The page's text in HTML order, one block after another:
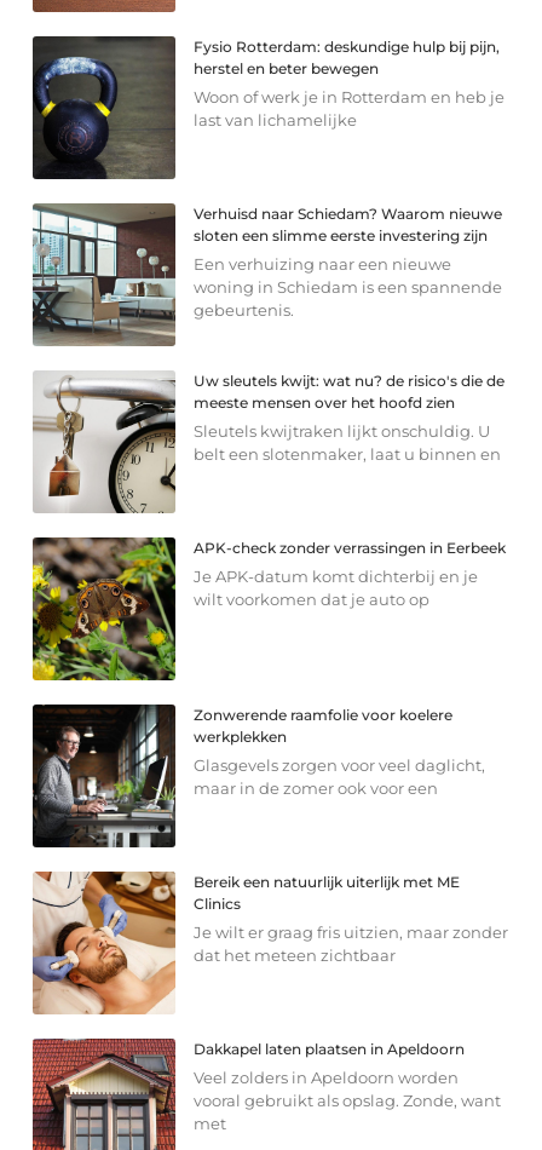
Fysio Rotterdam: deskundige hulp bij pijn,
herstel en beter bewegen
Woon of werk je in Rotterdam en heb je
last van lichamelijke
Verhuisd naar Schiedam? Waarom nieuwe
sloten een slimme eerste investering zijn
Een verhuizing naar een nieuwe
woning in Schiedam is een spannende
gebeurtenis.
Uw sleutels kwijt: wat nu? de risico's die de
meeste mensen over het hoofd zien
Sleutels kwijtraken lijkt onschuldig. U
belt een slotenmaker, laat u binnen en
APK-check zonder verrassingen in Eerbeek
Je APK-datum komt dichterbij en je
wilt voorkomen dat je auto op
Zonwerende raamfolie voor koelere
werkplekken
Glasgevels zorgen voor veel daglicht,
maar in de zomer ook voor een
Bereik een natuurlijk uiterlijk met ME
Clinics
Je wilt er graag fris uitzien, maar zonder
dat het meteen zichtbaar
Dakkapel laten plaatsen in Apeldoorn
Veel zolders in Apeldoorn worden
vooral gebruikt als opslag. Zonde, want
met